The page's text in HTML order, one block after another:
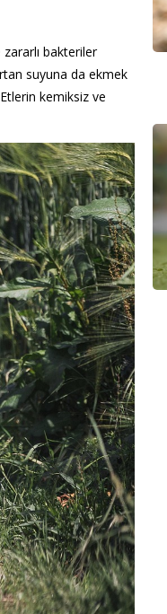
bakteriler
suyuna da ekmek
kemiksiz ve